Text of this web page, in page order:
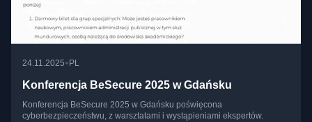
24.11.2025• PL
Konferencja BeSecure 2025 w Gdańsku
Konferencja BeSecure 2025 w Gdańsku poświęcona
cyberbezpieczeństwu, z warsztatami i wystąpieniami ekspertów.